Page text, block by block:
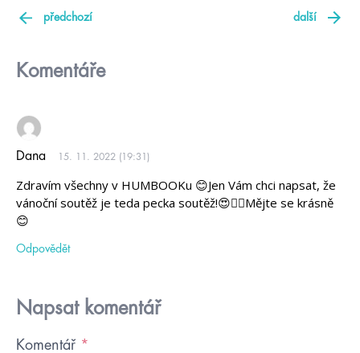
předchozí další
Komentáře
Dana 15. 11. 2022 (19:31)
Zdravím všechny v HUMBOOKu 😊Jen Vám chci napsat, že
vánoční soutěž je teda pecka soutěž!😍👍🏻Mějte se krásně
😊
Odpovědět
Napsat komentář
Komentář *